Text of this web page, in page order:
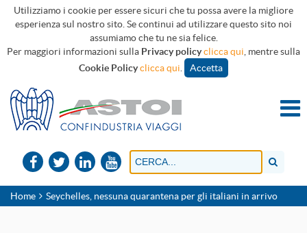
Utilizziamo i cookie per essere sicuri che tu possa avere la migliore
esperienza sul nostro sito. Se continui ad utilizzare questo sito noi
assumiamo che tu ne sia felice.
Per maggiori informazioni sulla Privacy policyclicca qui , mentre sulla
Cookie Policyclicca qui Accetta
Home Seychelles, nessuna quarantena per gli italiani in arrivo